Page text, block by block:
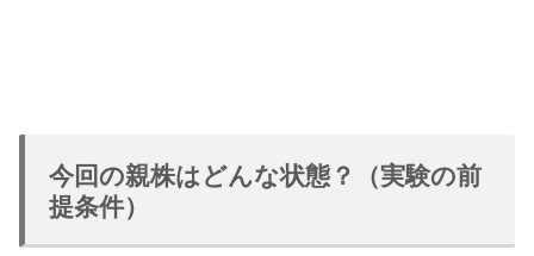
今回の親株はどんな状態？（実験の前
提条件）